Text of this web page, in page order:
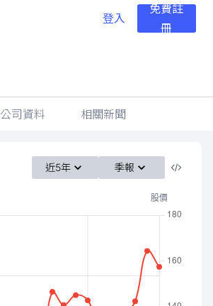
登入
免費註
冊
公司資料 相關新聞
近5年 季報